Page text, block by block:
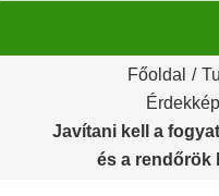
Főoldal /
Javítani kell a
és a rendőrök